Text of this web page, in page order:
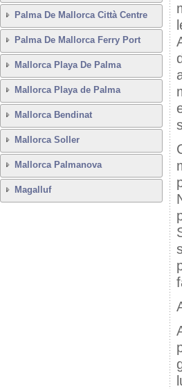
Palma De Mallorca Città Centre
Palma De Mallorca Ferry Port
Mallorca Playa De Palma
Mallorca Playa de Palma
Mallorca Bendinat
Mallorca Soller
Mallorca Palmanova
Magalluf